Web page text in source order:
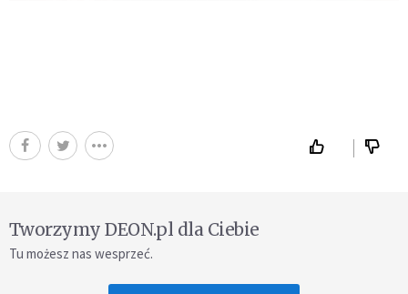
Tworzymy DEON.pl dla Ciebie
Tu możesz nas wesprzeć.